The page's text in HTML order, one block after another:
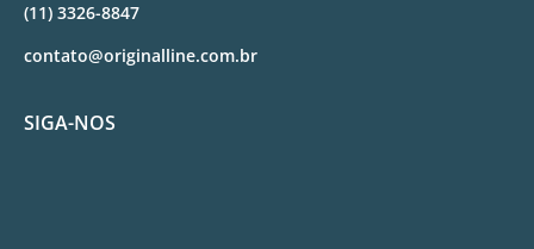
(11) 3326-8847
contato@originalline.com.br
SIGA-NOS